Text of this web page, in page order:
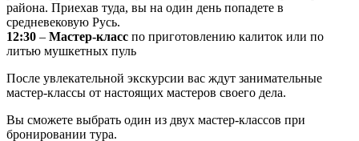
района. Приехав туда, вы на один день попадете в
средневековую Русь.
12:30 – Мастер-класс по приготовлению калиток или по
литью мушкетных пуль
После увлекательной экскурсии вас ждут занимательные
мастер-классы от настоящих мастеров своего дела.
Вы сможете выбрать один из двух мастер-классов при
бронировании тура.